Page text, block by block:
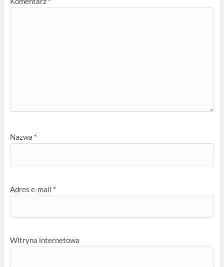
Nazwa *
Adres e-mail *
Witryna internetowa